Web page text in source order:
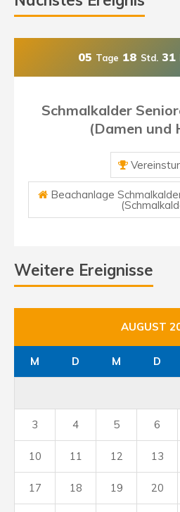
05 Tage 18 Std. 31
Schmalkalder
(Damen und
Beachanlage
Weitere Ereignisse
AUGUST
M D M D
3 4 5 6
10 11 12 13
17 18 19 20